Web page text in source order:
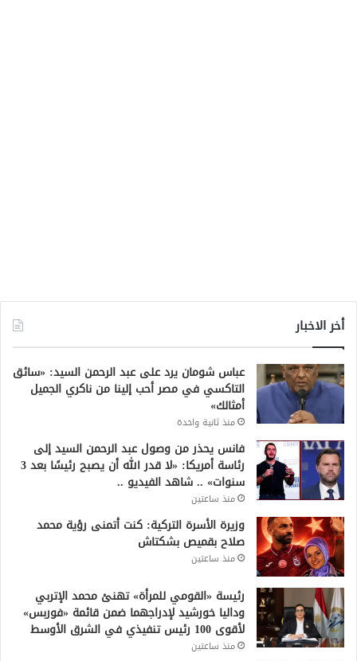
أخر الاخبار
عباس شومان يرد على عبد الرحمن السيد: «سائق
التاكسي في مصر أحب إلينا من ناكري الجميل
أمثالك»
منذ ثانية واحدة
فانس يحذر من وصول عبد الرحمن السيد إلى
رئاسة أمريكا: «لا قدر الله أن يصبح رئيسًا بعد 3
سنوات» .. شاهد الفيديو ..
منذ ساعتين
وزيرة الأسرة التركية: كنت أتمنى رؤية محمد
صلاح بقميص بشكتاش
منذ ساعتين
رئيسة «القومي للمرأة» تهنئ محمد الإتربي
وداليا خورشيد لإدراجهما ضمن قائمة «فوربس»
لأقوى 100 رئيس تنفيذي في الشرق الأوسط
منذ ساعتين